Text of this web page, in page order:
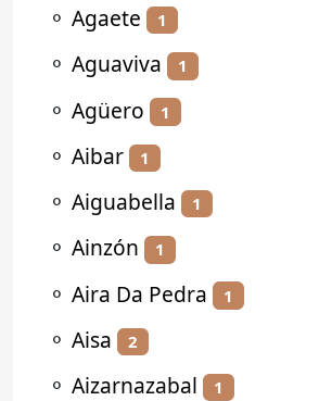
⚬ Agaete 1
⚬ Aguaviva 1
⚬ Agüero 1
⚬ Aibar 1
⚬ Aiguabella 1
⚬ Ainzón 1
⚬ Aira Da Pedra 1
⚬ Aisa 2
⚬ Aizarnazabal 1